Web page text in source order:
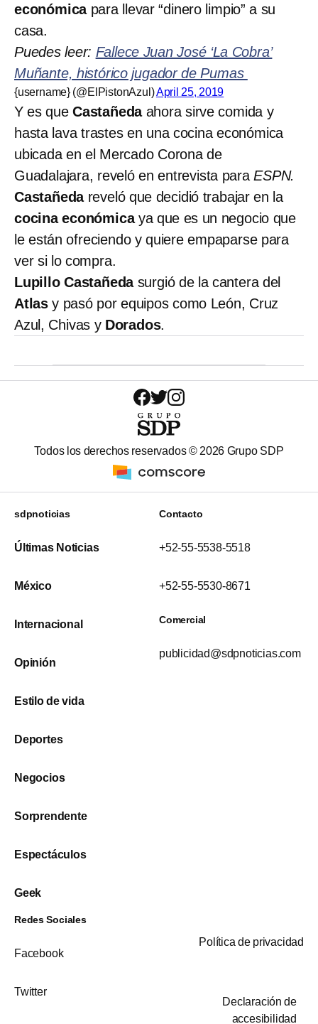
económicapara llevar “dinero limpio” a su
casa.
Puedes leer: Fallece Juan José ‘La Cobra’
Muñante, histórico jugador de Pumas
{username} (@ElPistonAzul)April 25, 2019
Y es que Castañedaahora sirve comida y
hasta lava trastes en una cocina económica
ubicada en el Mercado Corona de
Guadalajara, reveló en entrevista paraESPN.
Castañedareveló que decidió trabajar en la
cocina económicaya que es un negocio que
le están ofreciendo y quiere empaparse para
ver si lo compra.
Lupillo Castañeda surgió de la cantera del
Atlas y pasó por equipos como León, Cruz
Azul, Chivas y Dorados.
Todos los derechos reservados © 2026 Grupo SDP
sdpnoticias
Últimas Noticias
México
Internacional
Opinión
Estilo de vida
Deportes
Negocios
Sorprendente
Espectáculos
Geek
Contacto
+52-55-5538-5518
+52-55-5530-8671
Comercial
publicidad@sdpnoticias.com
Redes Sociales
Facebook
Twitter
Política de privacidad
Declaración de
accesibilidad